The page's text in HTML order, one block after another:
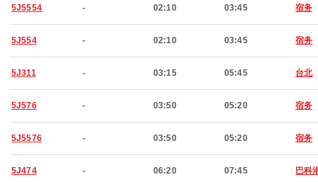
5J5554 - 02:10 03:45 宿务
5J554 - 02:10 03:45 宿务
5J311 - 03:15 05:45 台北
5J576 - 03:50 05:20 宿务
5J5576 - 03:50 05:20 宿务
5J474 - 06:20 07:45 巴科